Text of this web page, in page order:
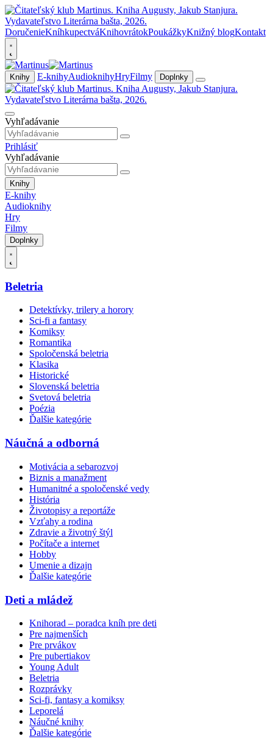
DoručenieKníhkupectváKnihovrátokPoukážkyKnižný blogKontakt
Knihy E-knihyAudioknihyHryFilmy Doplnky
Vyhľadávanie
Prihlásiť
Vyhľadávanie
Knihy
E-knihy
Audioknihy
Hry
Filmy
Doplnky
Beletria
Detektívky, trilery a horory
Sci-fi a fantasy
Komiksy
Romantika
Spoločenská beletria
Klasika
Historické
Slovenská beletria
Svetová beletria
Poézia
Ďalšie kategórie
Náučná a odborná
Motivácia a sebarozvoj
Biznis a manažment
Humanitné a spoločenské vedy
História
Životopisy a reportáže
Vzťahy a rodina
Zdravie a životný štýl
Počítače a internet
Hobby
Umenie a dizajn
Ďalšie kategórie
Deti a mládež
Knihorad – poradca kníh pre deti
Pre najmenších
Pre prvákov
Pre pubertiakov
Young Adult
Beletria
Rozprávky
Sci-fi, fantasy a komiksy
Leporelá
Náučné knihy
Ďalšie kategórie